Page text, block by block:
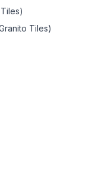
Tiles)
Tiles)